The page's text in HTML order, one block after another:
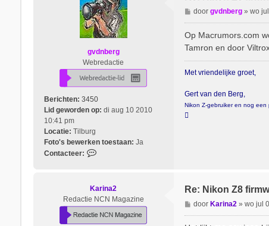
gvdnberg
Webredactie
Berichten: 3450
Lid geworden op: di aug 10 2010
10:41 pm
Locatie: Tilburg
Foto's bewerken toestaan: Ja
Contacteer:
a
c
t
B
e
i
c
h
t
doorgvdnberg »wo
Op Macrumors.com
Tamron en door
Met vriendelijke groet,
Gert van den Berg,
Nikon Z-gebruiker en nog een

Karina2
Redactie NCN Magazine
Re: Nikon Z8
B
e
doorKarina2 »wo jul